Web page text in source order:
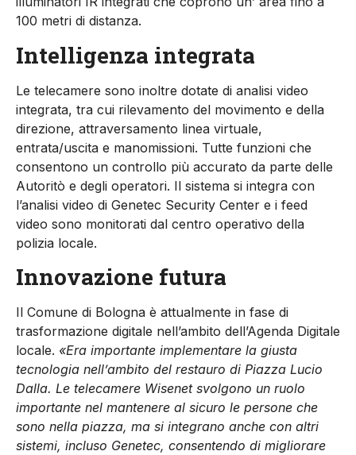
100 metri di distanza.
Intelligenza integrata
Le telecamere sono inoltre dotate di analisi video
integrata, tra cui rilevamento del movimento e della
direzione, attraversamento linea virtuale,
entrata/uscita e manomissioni. Tutte funzioni che
consentono un controllo più accurato da parte delle
Autoritò e degli operatori. Il sistema si integra con
l’analisi video di Genetec Security Center e i feed
video sono monitorati dal centro operativo della
polizia locale.
Innovazione futura
Il Comune di Bologna è attualmente in fase di
trasformazione digitale nell’ambito dell’Agenda Digitale
locale. «Era importante implementare la giusta
tecnologia nell’ambito del restauro di Piazza Lucio
Dalla. Le telecamere Wisenet svolgono un ruolo
importante nel mantenere al sicuro le persone che
sono nella piazza, ma si integrano anche con altri
sistemi, incluso Genetec, consentendo di migliorare